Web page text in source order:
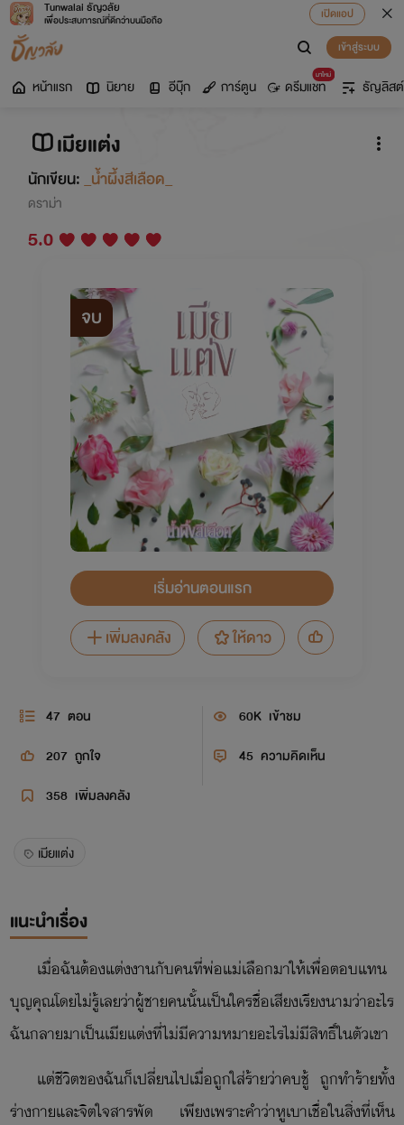
Tunwalai ธัญวลัย
เพื่อประสบการณ์ที่ดีกว่าบนมือถือ
เปิดแอป
เข้าสู่ระบบ
หน้าแรก นิยาย อีบุ๊ก การ์ตูน
มาใหม่
ดรีมแชท ธัญลิสต์
เมียแต่ง
นักเขียน:_น้ำผึ้งสีเลือด_
ดราม่า
5.0
จบ
เริ่มอ่านตอนแรก
เพิ่มลงคลัง
ให้ดาว
47 ตอน 60K เข้าชม
207 ถูกใจ 45 ความคิดเห็น
358 เพิ่มลงคลัง
เมียแต่ง
แนะนำเรื่อง
เมื่อฉันต้องแต่งงานกับคนที่พ่อแม่เลือกมาให้เพื่อตอบแทน
บุญคุณ​โดยไม่รู้เลยว่าผู้ชายคนนั้นเป็นใครชื่อเสียงเรียงนามว่าอะไร
ฉันกลายมาเป็นเมียแต่งที่ไม่มีความหมายอะไรไม่มีสิทธิ์​ในตัวเขา
แต่ชีวิตของฉันก็เปลี่ยนไปเมื่อถูกใส่ร้ายว่าคบชู้ ถูกทำร้ายทั้ง
ร่างกายและจิตใจสารพัด เพียงเพราะคำว่าหูเบาเชื่อในสิ่งที่เห็น